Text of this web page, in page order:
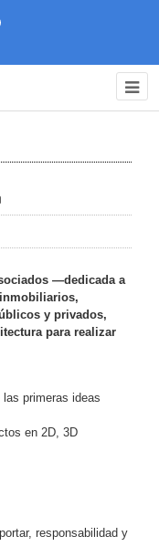
—dedicada a
y privados,
para realizar
primeras ideas
en 2D, 3D
responsabilidad y